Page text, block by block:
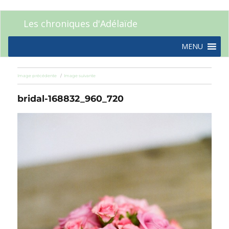
Les chroniques d'Adélaïde
MENU
Image précédente Image suivante
bridal-168832_960_720